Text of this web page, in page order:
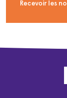
Recevoir les